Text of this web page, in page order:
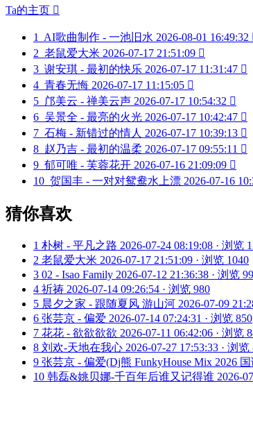
Ta的主页 
1 AI歌曲制作 - 一池旧水 2026-08-01 16:49:32
2 老鼠爱大米 2026-07-17 21:51:09 
3 谢安琪 - 最初的快乐 2026-07-17 11:31:47 
4 青春无悔 2026-07-17 11:15:05 
5 邝美云 - 禅美云声 2026-07-17 10:54:32 
6 吴景全 - 最亮的火光 2026-07-17 10:42:47 
7 石梅 - 新错过的情人 2026-07-17 10:39:13 
8 赵乃吉 - 最初的温柔 2026-07-17 09:55:11 
9 郁可唯 - 芙蓉花开 2026-07-16 21:09:09 
10 贺国丰 - 一对对鸳鸯水上漂 2026-07-16
猜你喜欢
1 朴树 - 平凡之路 2026-07-24 08:19:08 · 浏览
2 老鼠爱大米 2026-07-17 21:51:09 · 浏览 1040
3 02 - Isao Family 2026-07-12 21:36:38 · 浏览
4 祈祷 2026-07-14 09:26:54 · 浏览 980
5 晨夕之家 - 跟随夏风 游山河 2026-07-09
6 张芸京 - 偏爱 2026-07-14 07:24:31 · 浏览 850
7 花花 - 欲欲欲欲 2026-07-11 06:42:06 · 浏览
8 刘欢-天地在我心 2026-07-27 17:53:33 · 浏览
9 张芸京 - 偏爱(Dj熊 FunkyHouse Mix 2026
10 韩磊&姚贝娜-千百年后谁又记得谁 2026-